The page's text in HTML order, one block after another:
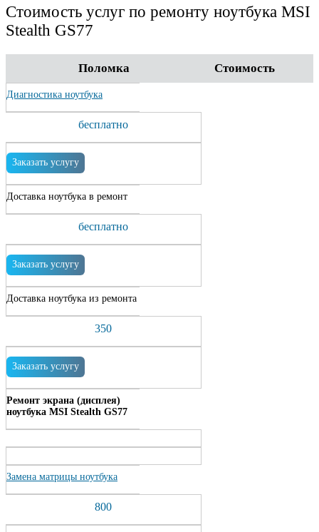
Стоимость услуг по ремонту ноутбука MSI
Stealth GS77
Поломка Стоимость
Диагностика ноутбука
бесплатно
Заказать услугу
Доставка ноутбука в ремонт
бесплатно
Заказать услугу
Доставка ноутбука из ремонта
350
Заказать услугу
Ремонт экрана (дисплея)
ноутбука MSI Stealth GS77
Замена матрицы ноутбука
800